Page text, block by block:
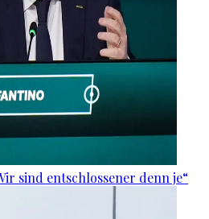
sind entschlossener denn je“